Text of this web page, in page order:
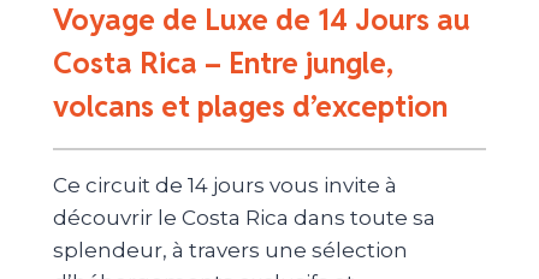
Voyage de Luxe de 14 Jours au
Costa Rica – Entre jungle,
volcans et plages d’exception
Ce circuit de 14 jours vous invite à
découvrir le Costa Rica dans toute sa
splendeur, à travers une sélection